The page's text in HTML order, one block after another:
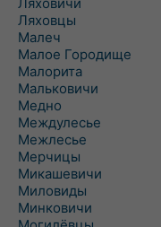
Ляховцы
Малеч
Малое Городище
Малорита
Мальковичи
Медно
Междулесье
Межлесье
Мерчицы
Микашевичи
Миловиды
Минковичи